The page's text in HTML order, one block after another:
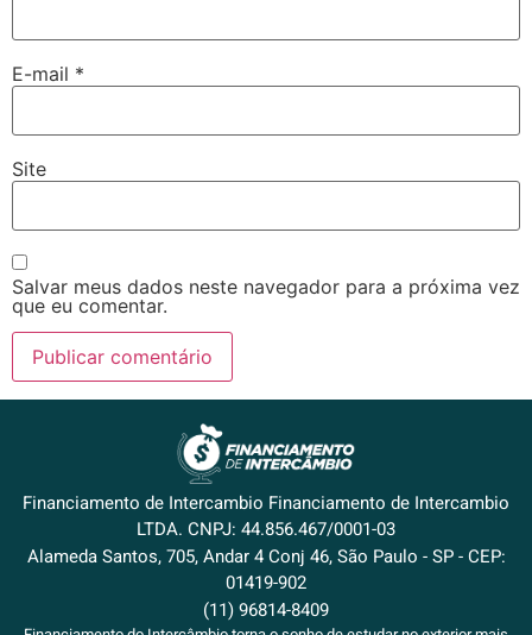
E-mail *
Site
Salvar meus dados neste navegador para a próxima vez
que eu comentar.
Financiamento de Intercambio Financiamento de Intercambio
LTDA. CNPJ: 44.856.467/0001-03
Alameda Santos, 705, Andar 4 Conj 46, São Paulo - SP - CEP:
01419-902
(11) 96814-8409